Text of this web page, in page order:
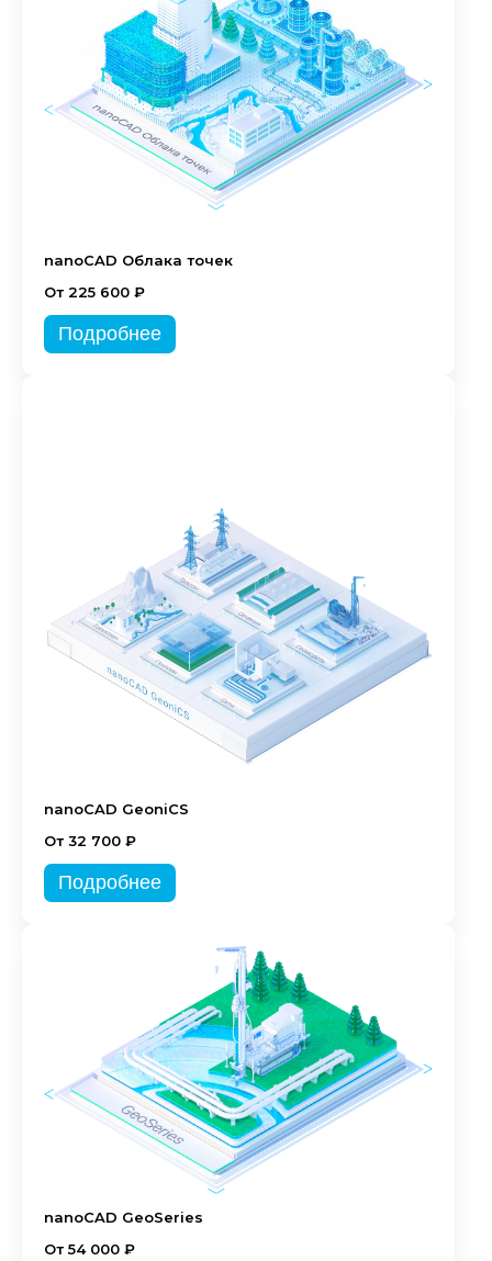
nanoCAD Облака точек
От 225 600 ₽
Подробнее
nanoCAD GeoniCS
От 32 700 ₽
Подробнее
nanoCAD GeoSeries
От 54 000 ₽